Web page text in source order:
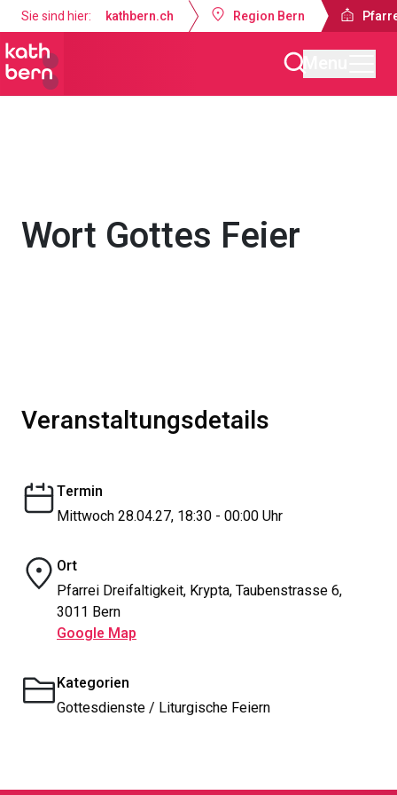
Sie sind hier: kathbern.ch Region Bern
Wort Gottes Feier
Veranstaltungsdetails
Termin
Mittwoch 28.04.27, 18:30 - 00:00 Uhr
Ort
Pfarrei Dreifaltigkeit, Krypta, Taubenstrasse 6,
3011 Bern
Google Map
Kategorien
Gottesdienste / Liturgische Feiern